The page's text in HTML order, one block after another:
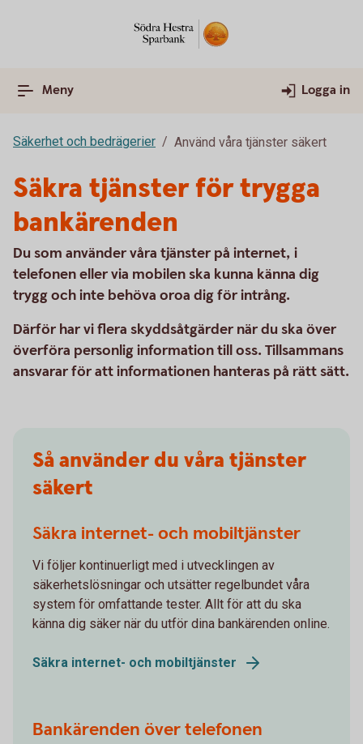
Meny Logga in
Säkerhet och bedrägerier Använd våra tjänster säkert
Säkra tjänster för trygga
bankärenden
Du som använder våra tjänster på internet, i
telefonen eller via mobilen ska kunna känna dig
trygg och inte behöva oroa dig för intrång.
Därför har vi flera skyddsåtgärder när du ska över
överföra personlig information till oss. Tillsammans
ansvarar för att informationen hanteras på rätt sätt.
Så använder du våra tjänster
säkert
Säkra internet- och mobiltjänster
Vi följer kontinuerligt med i utvecklingen av
säkerhetslösningar och utsätter regelbundet våra
system för omfattande tester. Allt för att du ska
känna dig säker när du utför dina bankärenden online.
Säkra internet- och mobiltjänster
Bankärenden över telefonen